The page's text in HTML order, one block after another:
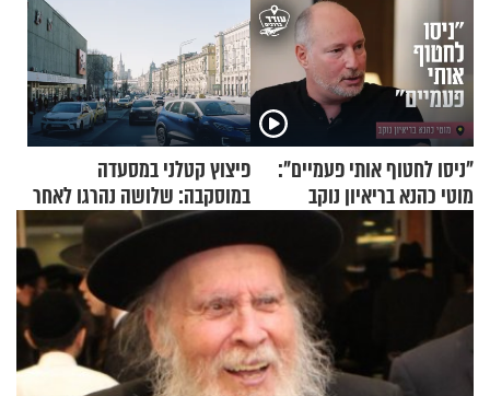
"ניסו לחטוף אותי פעמיים":
מוטי כהנא בריאיון נוקב
פיצוץ קטלני במסעדה
במוסקבה: שלושה נהרגו לאחר
שמטען שנשאה אישה התפוצץ